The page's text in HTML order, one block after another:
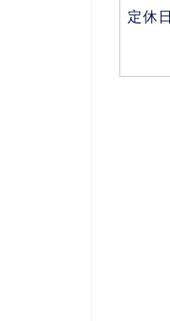
定休日